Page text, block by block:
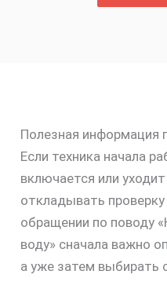
Полезная информация
Если техника начала
включается или уходит
откладывать
обращении по поводу
воду» сначала важно
а уже затем выбирать